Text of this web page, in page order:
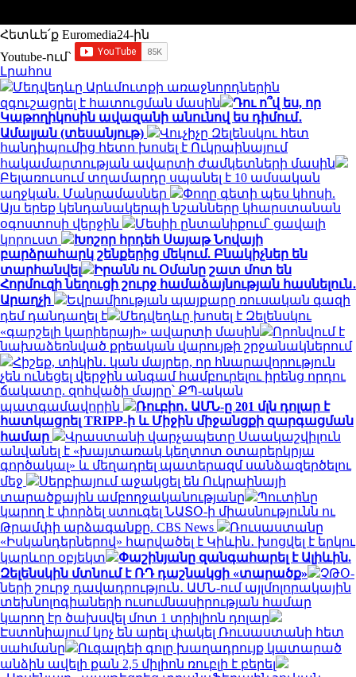
Հետևե՛ք Euromedia24-ին
Youtube-ում`
Լրահոս
Մեդվեդևը Արևմուտքի առաջնորդներին
զգուշացրել է հատուցման մասին
Դու ո՞վ ես, որ
Կաթողիկոսին ավազանի անունով ես դիմում․
Ամալյան (տեսանյութ)
Վուչիչը Զելենսկու հետ
հանդիպումից հետո խոսել է Ուկրաինայում
հակամարտության ավարտի ժամկետների մասին
Բելառուսում տղամարդը սպանել է 10 ամսական
աղջկան. Մանրամասներ
Փողը գետի պես կհոսի.
Այս երեք կենդանակերպի նշանները կհարստանան
օգոստոսի վերջին
Մեսիի ընտանիքում՝ ցավալի
կորուստ
Խոշոր հրդեհ Սայաթ Նովայի
բարձրահարկ շենքերից մեկում. Բնակիչներ են
տարհանվել
Իրանն ու Օմանը շատ մոտ են
Հորմուզի նեղուցի շուրջ համաձայնության հասնելուն․
Արաղչի
Եվրամիության պայքարը ռուսական գազի
դեմ դանդաղել է
Մեդվեդևը խոսել է Զելենսկու
«գարշելի կարիերայի» ավարտի մասին
Որոնվում է
նախաձեռնված քրեական վարույթի շրջանակներում
Հիշեք, տիկին․ կան մայրեր, որ հնարավորություն
չեն ունեցել վերջին անգամ համբուրելու իրենց որդու
ճակատը. զոհվածի մայրը՝ ՔՊ-ական
պատգամավորին
Ռուբիո․ ԱՄՆ-ը 201 մլն դոլար է
հատկացրել TRIPP-ի և Միջին միջանցքի զարգացման
համար
Վրաստանի վարչապետը Սաակաշվիլուն
անվանել է «խայտառակ կեղտոտ օտարերկրյա
գործակալ» և մեղադրել պատերազմ սանձազերծելու
մեջ
Սերբիայում աջակցել են Ուկրաինայի
տարածքային ամբողջականությանը
Պուտինը
կարող է փորձել ստուգել ՆԱՏՕ-ի միասնությունն ու
Թրամփի արձագանքը. CBS News
Ռուսաստանը
«Իսկանդերներով» հարվածել է Կիևին․ խոցվել է երկու
կարևոր օբյեկտ
Փաշինյանը զանգահարել է Ալիևին.
Զելենսկին մտնում է ՌԴ դաշնակցի «տարածք»
ՉԹՕ-
ների շուրջ դավադրություն․ ԱՄՆ-ում այլմոլորակային
տեխնոլոգիաների ուսումնասիրության համար
կարող էր ծախսվել մոտ 1 տրիլիոն դոլար
Էստոնիայում կոչ են արել փակել Ռուսաստանի հետ
սահմանը
Ուգալդեի գոլը խաղադրույք կատարած
անձին ավելի քան 2,5 միլիոն ռուբլի է բերել